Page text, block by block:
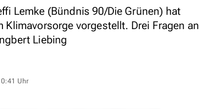
Lemke (Bündnis 90/Die Grünen) hat
vorgestellt. Drei Fragen an
Liebing
Uhr